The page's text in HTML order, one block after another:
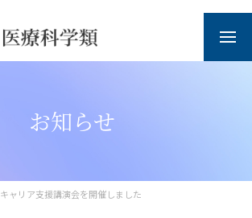
医療科学類について
お知らせ
キャリア支援講演会を開催しました